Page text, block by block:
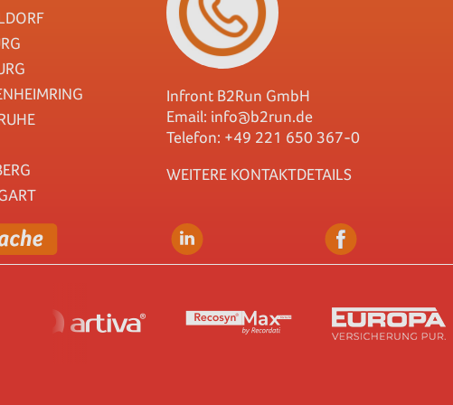
Infront B2Run GmbH
Email: info@b2run.de
Telefon: +49 221 650 367-0
WEITERE KONTAKTDETAILS